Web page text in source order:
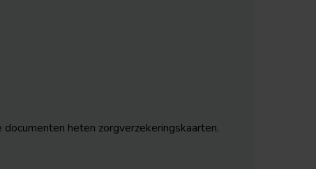
heten zorgverzekeringskaarten.